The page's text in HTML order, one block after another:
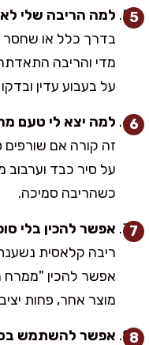
למה הריבה שלי
בדרך כלל או שחסר
על בעבוע עדין
למה יצא לי טעם
זה קורה אם
על סיר כבד
כשהריבה סמיכה.
אפשר להכין בלי
ריבה קלאסית
אפשר להכין "ממרח
מוצר אחר, פחות
אפשר להשתמש